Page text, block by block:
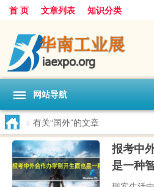
首 页 文章列表 知识分类
网站导航
> 有关“国外”的文章
报考中
是一种